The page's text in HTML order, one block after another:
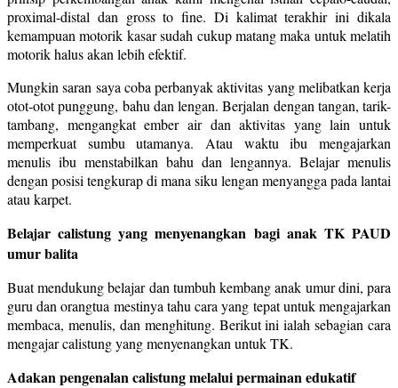
proximal-distal dan gross to fine. Di kalimat terakhir ini dikala
kemampuan motorik kasar sudah cukup matang maka untuk melatih
motorik halus akan lebih efektif.
Mungkin saran saya coba perbanyak aktivitas yang melibatkan kerja
otot-otot punggung, bahu dan lengan. Berjalan dengan tangan, tarik-
tambang, mengangkat ember air dan aktivitas yang lain untuk
memperkuat sumbu utamanya. Atau waktu ibu mengajarkan
menulis ibu menstabilkan bahu dan lengannya. Belajar menulis
dengan posisi tengkurap di mana siku lengan menyangga pada lantai
atau karpet.
Belajar calistung yang menyenangkan bagi anak TK PAUD
umur balita
Buat mendukung belajar dan tumbuh kembang anak umur dini, para
guru dan orangtua mestinya tahu cara yang tepat untuk mengajarkan
membaca, menulis, dan menghitung. Berikut ini ialah sebagian cara
mengajar calistung yang menyenangkan untuk TK.
Adakan pengenalan calistung melalui permainan edukatif